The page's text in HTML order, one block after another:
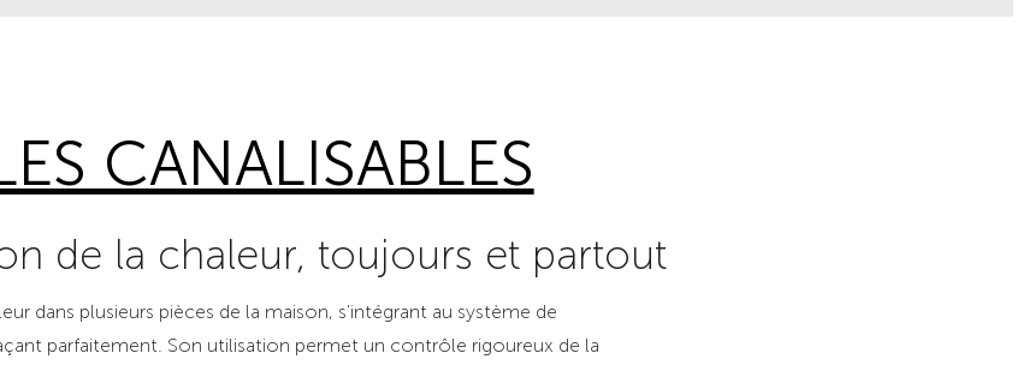
CANALISABLES
de la chaleur, toujours et partout
dans plusieurs pièces de la maison, s'intégrant au système de
parfaitement. Son utilisation permet un contrôle rigoureux de la